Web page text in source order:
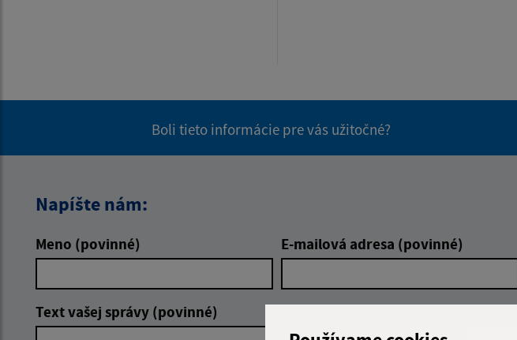
Boli tieto informácie pre vás užitočné?
Napíšte nám:
Meno (povinné) E-mailová adresa (povinné)
Text vašej správy (povinné)